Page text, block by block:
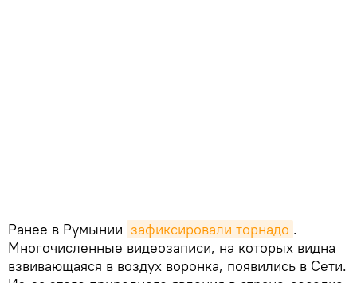
Ранее в Румынии зафиксировали торнадо .
Многочисленные видеозаписи, на которых видна
взвивающаяся в воздух воронка, появились в Сети.